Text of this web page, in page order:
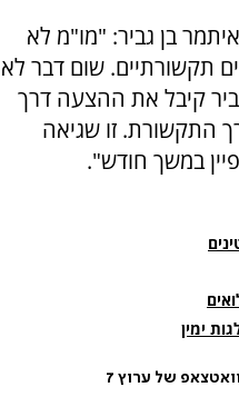
בן גביר: "מו"מ לא
תקשורתיים. שום דבר לא
קיבל את ההצעה דרך
התקשורת. זו שגיאה
במשך חודש".
ימין
של ערוץ 7